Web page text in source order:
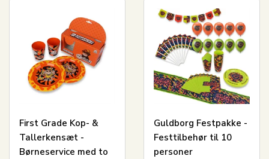
First Grade Kop- &
Tallerkensæt -
Børneservice med to
Guldborg Festpakke -
Festtilbehør til 10
personer